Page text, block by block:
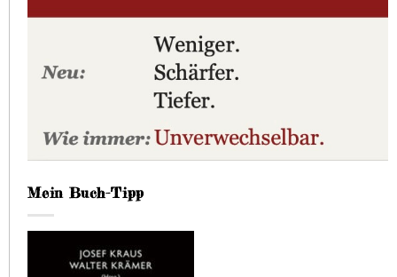
Mein Buch-Tipp